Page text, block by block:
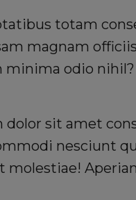
totam
magnam
minima odio
dolor sit amet
nesciunt
molestiae!